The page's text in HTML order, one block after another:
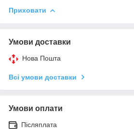
Приховати
Умови доставки
Нова Пошта
Всі умови доставки
Умови оплати
Післяплата